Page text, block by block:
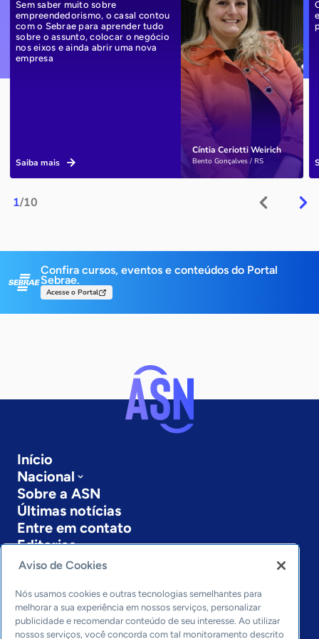
1/10
Cíntia Ceriotti Weirich
Bento Gonçalves / RS
Sem saber muito sobre
empreendedorismo, o casal contou
com o Sebrae para aprender tudo
sobre o assunto, colocar o negócio
nos eixos e ainda abrir uma nova
empresa
Saiba mais
Confira cursos, eventos e conteúdos do Portal
Sebrae.
Acesse o Portal
Início
Nacional
Sobre a ASN
Últimas notícias
Entre em contato
Editorias
Economia & Política
Inovação & Tecnologia
Cultura empreendedora
Dados
Aviso de Cookies
Nós usamos cookies e outras tecnologias semelhantes para
melhorar a sua experiência em nossos serviços, personalizar
publicidade e recomendar conteúdo de seu interesse. Ao utilizar
nossos serviços, você concorda com tal monitoramento descrito